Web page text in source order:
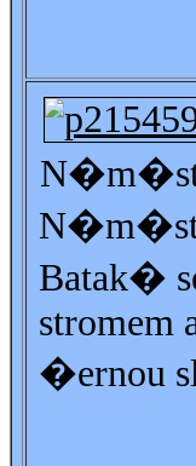
Batak�
stromem
�ernou